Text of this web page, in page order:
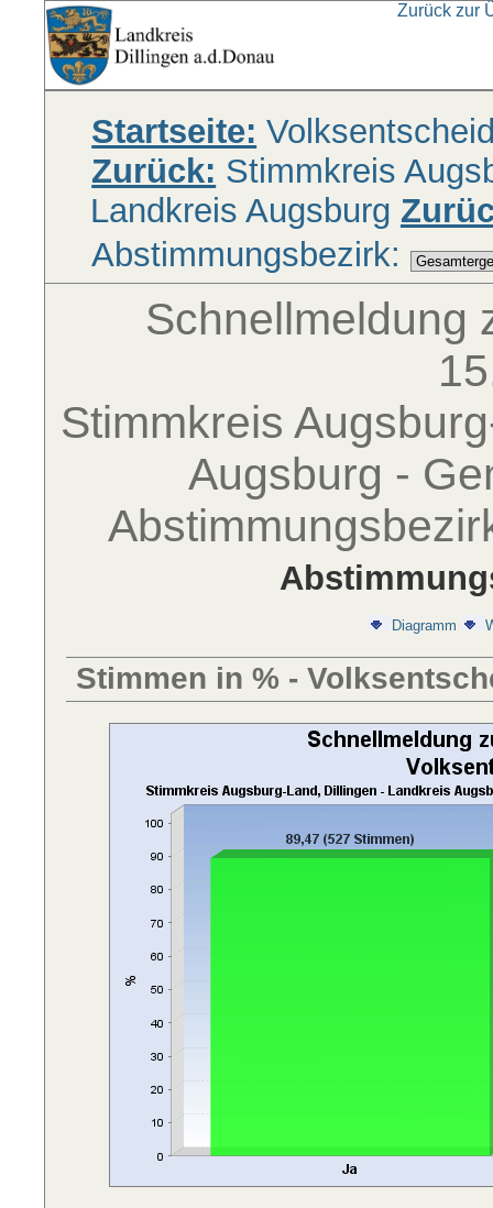
Zurück zur
Startseite:
Zurück: Stimmkreis
Landkreis Augsburg
Abstimmungsbezirk:
Schnellmeldung
Stimmkreis
Augsburg -
Diagramm
Stimmen in % -